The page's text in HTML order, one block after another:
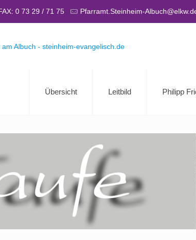
0 73 29 / 71 75 Pfarramt.Steinheim-
Übersicht Leitbild Philipp